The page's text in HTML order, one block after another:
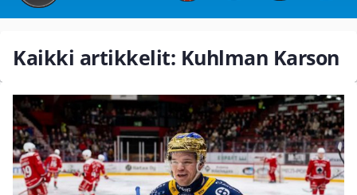
Kaikki artikkelit: Kuhlman Karson